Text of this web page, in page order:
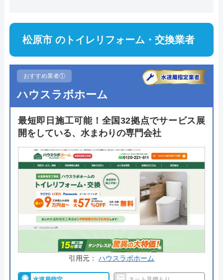
松原市 のトイレリフォーム・交換業者
おすすめ業者①
ハウスラボホーム
最短即日施工可能！全国32拠点でサービス展
開をしている、水まわりの専門会社
引用元： ハウスラボホーム